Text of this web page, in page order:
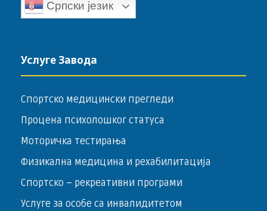
Српски језик
Услуге Завода
Спортско медицински прегледи
Процена психолошког статуса
Моторичка тестирања
Физикална медицина и рехабилитација
Спортско – ­рекреативни програми
Услуге за особе са инвалидитетом